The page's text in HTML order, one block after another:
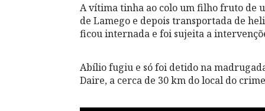
A vítima tinha ao colo um filho fruto de
de Lamego e depois transportada de
ficou internada e foi sujeita a
Abílio fugiu e só foi detido na
Daire, a cerca de 30 km do local do